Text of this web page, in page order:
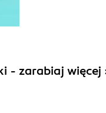
- zarabiaj więcej